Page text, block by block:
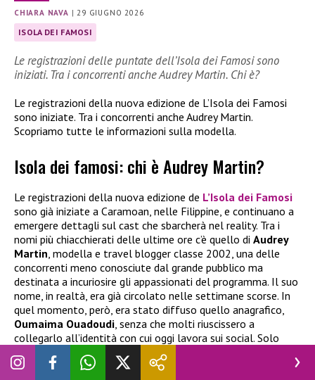
CHIARA NAVA |29 GIUGNO 2026
ISOLA DEI FAMOSI
Le registrazioni delle puntate dell’Isola dei Famosi sono
iniziati. Tra i concorrenti anche Audrey Martin. Chi è?
Le registrazioni della nuova edizione de L’Isola dei Famosi
sono iniziate. Tra i concorrenti anche Audrey Martin.
Scopriamo tutte le informazioni sulla modella.
Isola dei famosi: chi è Audrey Martin?
Le registrazioni della nuova edizione de L’Isola dei Famosi
sono già iniziate a Caramoan, nelle Filippine, e continuano a
emergere dettagli sul cast che sbarcherà nel reality. Tra i
nomi più chiacchierati delle ultime ore c’è quello di Audrey
Martin, modella e travel blogger classe 2002, una delle
concorrenti meno conosciute dal grande pubblico ma
destinata a incuriosire gli appassionati del programma. Il suo
nome, in realtà, era già circolato nelle settimane scorse. In
quel momento, però, era stato diffuso quello anagrafico,
Oumaima Ouadoudi, senza che molti riuscissero a
collegarlo all’identità con cui oggi lavora sui social. Solo
successivamente è emerso che si trattava proprio della
creator conosciuta online come